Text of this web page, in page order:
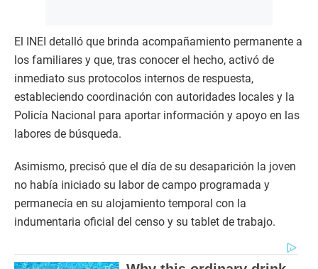
El INEI detalló que brinda acompañamiento permanente a
los familiares y que, tras conocer el hecho, activó de
inmediato sus protocolos internos de respuesta,
estableciendo coordinación con autoridades locales y la
Policía Nacional para aportar información y apoyo en las
labores de búsqueda.
Asimismo, precisó que el día de su desaparición la joven
no había iniciado su labor de campo programada y
permanecía en su alojamiento temporal con la
indumentaria oficial del censo y su tablet de trabajo.